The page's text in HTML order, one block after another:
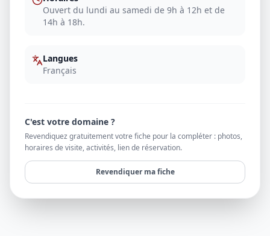
Ouvert du lundi au samedi de 9h à 12h et de
14h à 18h.
Langues
Français
C'est votre domaine ?
Revendiquez gratuitement votre fiche pour la compléter : photos,
horaires de visite, activités, lien de réservation.
Revendiquer ma fiche